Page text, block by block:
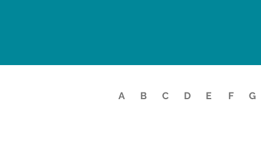
A B C D E F G